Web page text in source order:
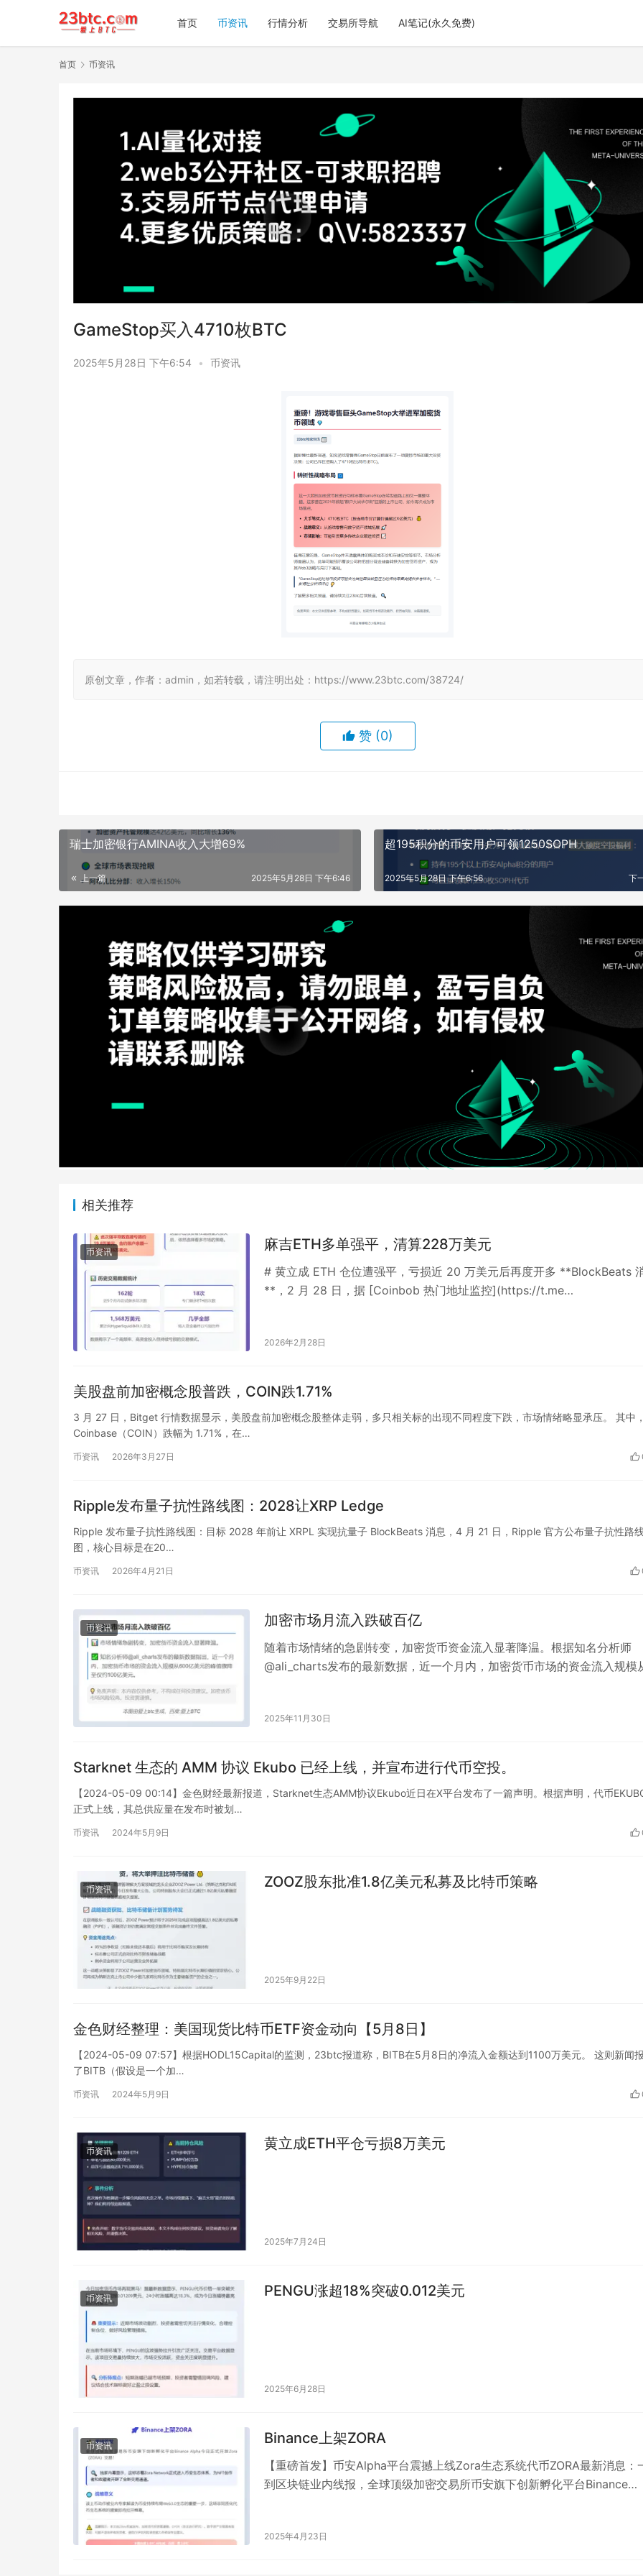
首页 币资讯 行情分析 交易所导航 AI笔记(永久免费)
首页 币资讯
GameStop买入4710枚BTC
2025年5月28日 下午6:54 • 币资讯
原创文章，作者：admin，如若转载，请注明出处：https://www.23btc.com/38724/
赞 (0)
瑞士加密银行AMINA收入大增69%
上一篇 2025年5月28日 下午6:46
超195积分的币安用户可领1250SOPH
下
2025年5月28日 下午6:56
相关推荐
币资讯 麻吉ETH多单强平，清算228万美元
# 黄立成 ETH 仓位遭强平，亏损近 20 万美元后再度开多 **BlockBeats
**，2 月 28 日，据 [Coinbob 热门地址监控](https://t.me…
2026年2月28日
美股盘前加密概念股普跌，COIN跌1.71%
3 月 27 日，Bitget 行情数据显示，美股盘前加密概念股整体走弱，多只相关标的出现不同程度下跌，市场情绪略显承压。 其中
Coinbase（COIN）跌幅为 1.71%，在…
币资讯 2026年3月27日
Ripple发布量子抗性路线图：2028让XRP Ledge
Ripple 发布量子抗性路线图：目标 2028 年前让 XRPL 实现抗量子 BlockBeats 消息，4 月 21 日，Ripple 官方公布量子抗性路
图，核心目标是在20…
币资讯 2026年4月21日
币资讯 加密市场月流入跌破百亿
随着市场情绪的急剧转变，加密货币资金流入显著降温。根据知名分析师
@ali_charts发布的最新数据，近一个月内，加密货币市场的资金流入规模
2025年11月30日
Starknet 生态的 AMM 协议 Ekubo 已经上线，并宣布进行代币空投。
【2024-05-09 00:14】金色财经最新报道，Starknet生态AMM协议Ekubo近日在X平台发布了一篇声明。根据声明，代币
正式上线，其总供应量在发布时被划…
币资讯 2024年5月9日
币资讯 ZOOZ股东批准1.8亿美元私募及比特币策略
2025年9月22日
金色财经整理：美国现货比特币ETF资金动向【5月8日】
【2024-05-09 07:57】根据HODL15Capital的监测，23btc报道称，BITB在5月8日的净流入金额达到1100万美元。 这则新闻
了BITB（假设是一个加…
币资讯 2024年5月9日
币资讯 黄立成ETH平仓亏损8万美元
2025年7月24日
币资讯 PENGU涨超18%突破0.012美元
2025年6月28日
币资讯 Binance上架ZORA
【重磅首发】币安Alpha平台震撼上线Zora生态系统代币ZORA最新消息：
到区块链业内线报，全球顶级加密交易所币安旗下创新孵化平台Binance
2025年4月23日